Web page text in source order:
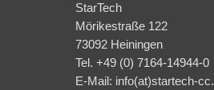
StarTech
Mörikestraße 122
73092 Heiningen
Tel. +49 (0) 7164-14944-0
E-Mail: info(at)startech-